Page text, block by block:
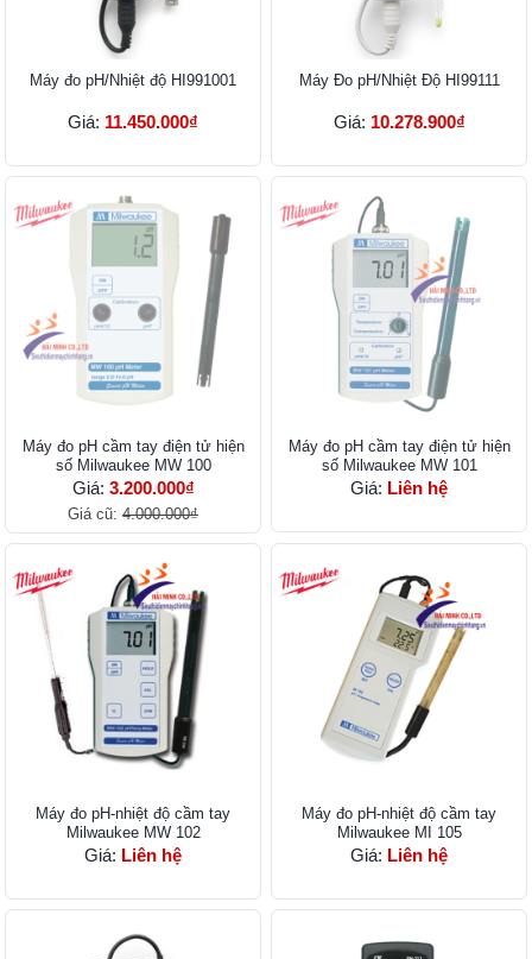
Máy đo pH/Nhiệt độ HI991001
Giá: 11.450.000₫
Máy Đo pH/Nhiệt Độ HI99111
Giá: 10.278.900₫
Máy đo pH cầm tay điện tử hiện
số Milwaukee MW 100
Giá: 3.200.000₫
Giá cũ: 4.000.000₫
Máy đo pH cầm tay điện tử hiện
số Milwaukee MW 101
Giá: Liên hệ
Máy đo pH-nhiệt độ cầm tay
Milwaukee MW 102
Giá: Liên hệ
Máy đo pH-nhiệt độ cầm tay
Milwaukee MI 105
Giá: Liên hệ